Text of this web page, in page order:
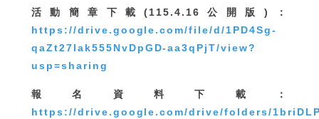
活動簡章下載(115.4.16公開版)：
https://drive.google.com/file/d/1PD4Sg-
qaZt27lak555NvDpGD-aa3qPjT/view?
usp=sharing
報名資料下載：
https://drive.google.com/drive/folders/